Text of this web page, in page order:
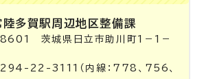
陸多賀駅周辺地区整備課
茨城県日立市助川町1－1－
22-3111（内線：778、756、